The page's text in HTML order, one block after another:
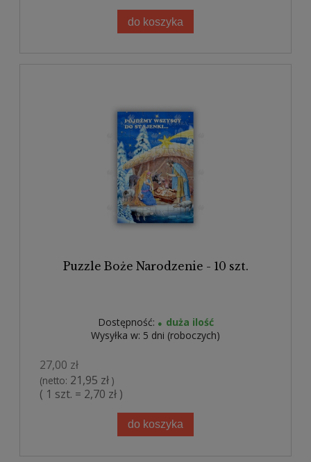
do koszyka
Puzzle Boże Narodzenie - 10 szt.
Dostępność:
duża ilość
Wysyłka w: 5 dni (roboczych)
27,00 zł
(netto: 21,95 zł )
( 1 szt. = 2,70 zł )
do koszyka